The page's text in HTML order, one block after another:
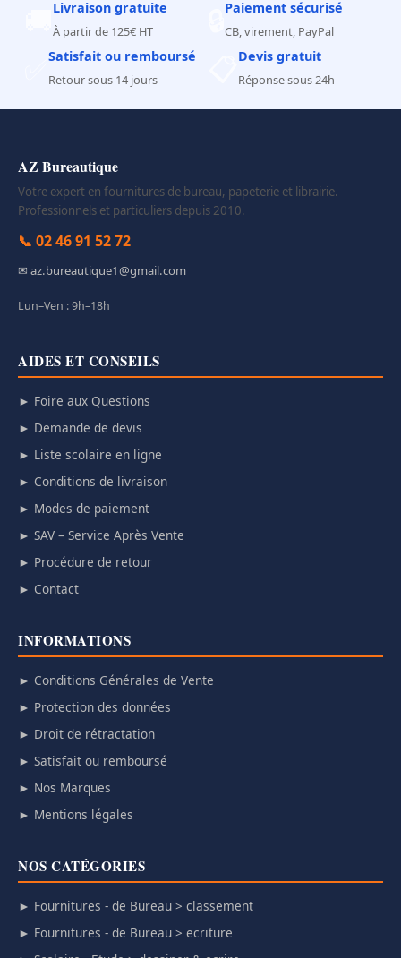
Livraison gratuite
À partir de 125€ HT
Paiement sécurisé
CB, virement, PayPal
Satisfait ou remboursé
Retour sous 14 jours
Devis gratuit
Réponse sous 24h
AZ Bureautique
Votre expert en fournitures de bureau, papeterie et librairie.
Professionnels et particuliers depuis 2010.
📞 02 46 91 52 72
✉ az.bureautique1@gmail.com
Lun–Ven : 9h–18h
AIDES ET CONSEILS
► Foire aux Questions
► Demande de devis
► Liste scolaire en ligne
► Conditions de livraison
► Modes de paiement
► SAV – Service Après Vente
► Procédure de retour
► Contact
INFORMATIONS
► Conditions Générales de Vente
► Protection des données
► Droit de rétractation
► Satisfait ou remboursé
► Nos Marques
► Mentions légales
NOS CATÉGORIES
► Fournitures - de Bureau > classement
► Fournitures - de Bureau > ecriture